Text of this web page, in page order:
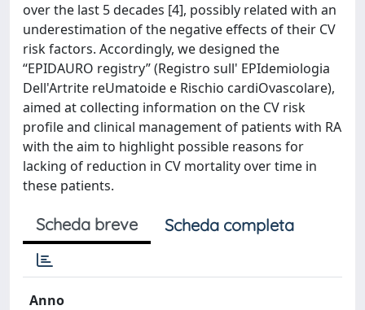
over the last 5 decades [4], possibly related with an
underestimation of the negative effects of their CV
risk factors. Accordingly, we designed the
“EPIDAURO registry” (Registro sull' EPIdemiologia
Dell'Artrite reUmatoide e Rischio cardiOvascolare),
aimed at collecting information on the CV risk
profile and clinical management of patients with RA
with the aim to highlight possible reasons for
lacking of reduction in CV mortality over time in
these patients.
Scheda breve Scheda completa
Anno